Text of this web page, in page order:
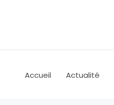
Accueil Actualité